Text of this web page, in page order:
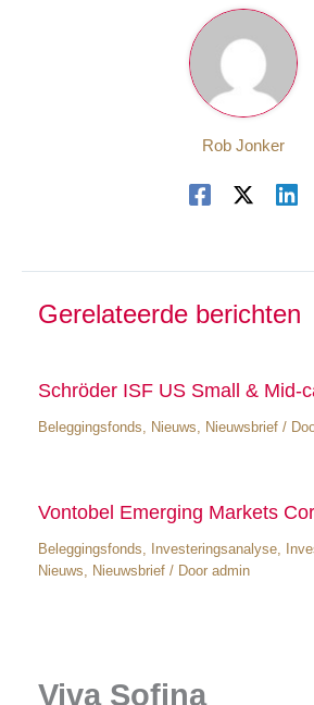
Rob Jonker
Gerelateerde berichten
Schröder ISF US Small & Mid-
Beleggingsfonds Nieuws Nieuwsbrief/
Vontobel Emerging Markets
Beleggingsfonds Investeringsanalyse,
Nieuws
Nieuwsbrief/ Door admin
Viva Sofina